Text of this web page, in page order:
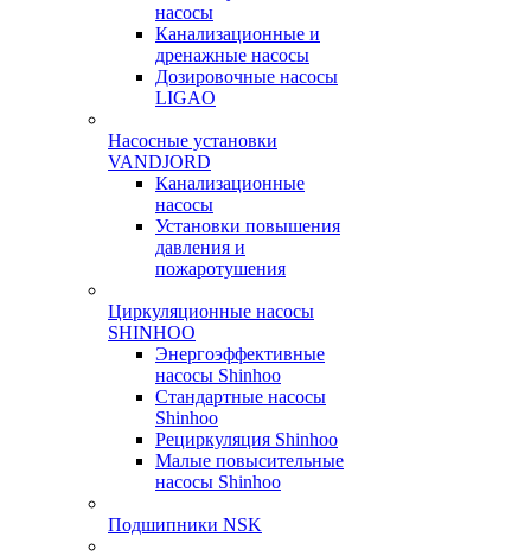
насосы
Канализационные и
дренажные насосы
Дозировочные насосы
LIGAO
Насосные установки
VANDJORD
Канализационные
насосы
Установки повышения
давления и
пожаротушения
Циркуляционные насосы
SHINHOO
Энергоэффективные
насосы Shinhoo
Стандартные насосы
Shinhoo
Рециркуляция Shinhoo
Малые повысительные
насосы Shinhoo
Подшипники NSK